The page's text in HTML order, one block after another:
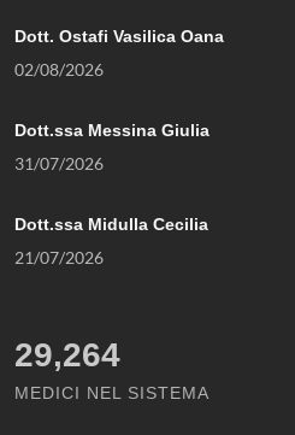
Dott. Ostafi Vasilica Oana
02/08/2026
Dott.ssa Messina Giulia
31/07/2026
Dott.ssa Midulla Cecilia
21/07/2026
29,264
MEDICI NEL SISTEMA